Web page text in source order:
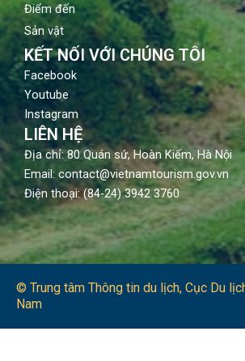
Điểm đến
Sản vật
KẾT NỐI VỚI CHÚNG TÔI
Facebook
Youtube
Instagram
LIÊN HỆ
Địa chỉ: 80 Quán sứ, Hoàn Kiếm, Hà Nội
Email: contact@vietnamtourism.gov.vn
Điện thoại: (84-24) 3942 3760
© Trung tâm Thông tin du lịch​, Cục Du
Nam